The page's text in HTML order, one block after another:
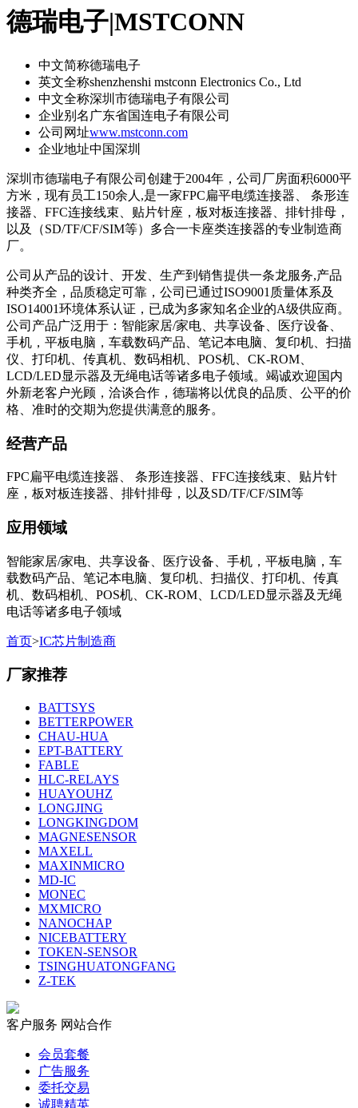
德瑞电子|MSTCONN
中文简称德瑞电子
英文全称shenzhenshi mstconn Electronics Co., Ltd
中文全称深圳市德瑞电子有限公司
企业别名 广东省国连电子有限公司
公司网址www.mstconn.com
企业地址中国深圳
深圳市德瑞电子有限公司创建于2004年，公司厂房面积6000平
方米，现有员工150余人,是一家FPC扁平电缆连接器、 条形连
接器、FFC连接线束、贴片针座，板对板连接器、排针排母，
以及（SD/TF/CF/SIM等）多合一卡座类连接器的专业制造商
厂。
公司从产品的设计、开发、生产到销售提供一条龙服务,产品
种类齐全，品质稳定可靠，公司已通过ISO9001质量体系及
ISO14001环境体系认证，已成为多家知名企业的A级供应商。
公司产品广泛用于：智能家居/家电、共享设备、医疗设备、
手机，平板电脑，车载数码产品、笔记本电脑、复印机、扫描
仪、打印机、传真机、数码相机、POS机、CK-ROM、
LCD/LED显示器及无绳电话等诸多电子领域。竭诚欢迎国内
外新老客户光顾，洽谈合作，德瑞将以优良的品质、公平的价
格、准时的交期为您提供满意的服务。
经营产品
FPC扁平电缆连接器、 条形连接器、FFC连接线束、贴片针
座，板对板连接器、排针排母，以及SD/TF/CF/SIM等
应用领域
智能家居/家电、共享设备、医疗设备、手机，平板电脑，车
载数码产品、笔记本电脑、复印机、扫描仪、打印机、传真
机、数码相机、POS机、CK-ROM、LCD/LED显示器及无绳
电话等诸多电子领域
首页>IC芯片制造商
厂家推荐
BATTSYS
BETTERPOWER
CHAU-HUA
EPT-BATTERY
FABLE
HLC-RELAYS
HUAYOUHZ
LONGJING
LONGKINGDOM
MAGNESENSOR
MAXELL
MAXINMICRO
MD-IC
MONEC
MXMICRO
NANOCHAP
NICEBATTERY
TOKEN-SENSOR
TSINGHUATONGFANG
Z-TEK
客户服务 网站合作
会员套餐
广告服务
委托交易
诚聘精英